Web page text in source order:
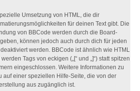
Umsetzung von HTML, die dir
für deinen Text gibt. Die
von BBCode werden durch die Board-
können jedoch auch durch dich für jeden
werden. BBCode ist ähnlich wie HTML
Tags von eckigen („[“ und „]“) statt spitzen
eingeschlossen. Weitere Informationen zu
auf einer speziellen Hilfe-Seite, die von der
aus zugänglich ist.